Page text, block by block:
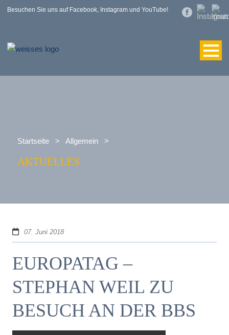
Besuchen Sie uns auf Facebook, Instagram und YouTube!
Startseite > Allgemein >
AKTUELLES
07. Juni 2018
EUROPATAG –
STEPHAN WEIL ZU
BESUCH AN DER BBS